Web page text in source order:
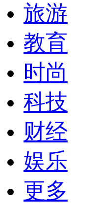
旅游
教育
时尚
科技
财经
娱乐
更多